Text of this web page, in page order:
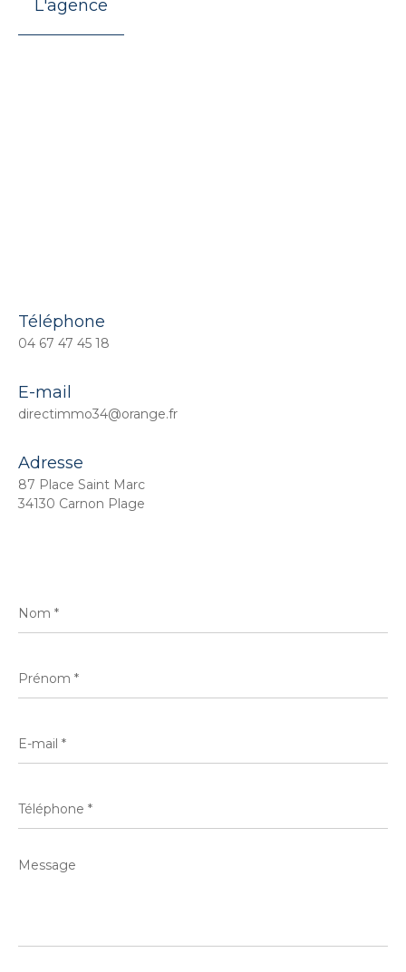
L'agence
Téléphone
04 67 47 45 18
E-mail
directimmo34@orange.fr
Adresse
87 Place Saint Marc
34130 Carnon Plage
*
*
mail
*
*
Message
*